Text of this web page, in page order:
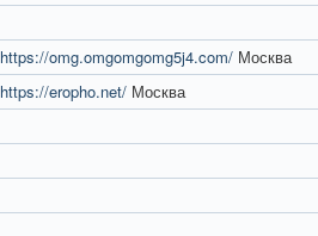
https://omg.omgomgomg5j4.com/ Москва
https://eropho.net/ Москва